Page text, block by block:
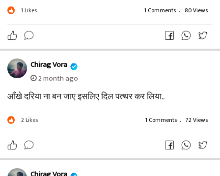
1 Likes 1 Comments . 80 Views
Chirag Vora
2 month ago
आँखे दरिया ना बन जाए इसलिए दिल पत्थर कर लिया..
2Likes 1 Comments . 72 Views